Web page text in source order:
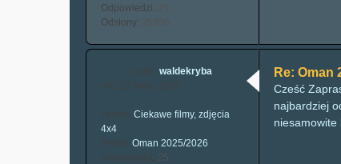
Odpowiedzi:
25
Odsłony:
25996
waldekryba
Ciekawe filmy, zdjęcia
4x4
Oman 2025/2026
25
Re: Oman
Cześć
najbardziej
niesamowite